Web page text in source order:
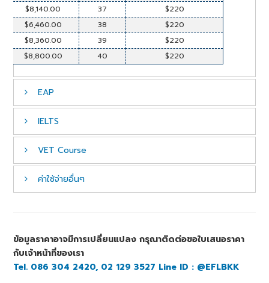
$8,140.00
37
$220
$6,460.00
38
$220
$8,360.00
39
$220
$8,800.00
40 $220
EAP
Promotion ::
Hours ::20 Plus 2 hrs. free per week
Intake Dates ::
May,3 Jul,7 Aug, 11 Sep, 16 Oct, 20 Nov
ราคา สัปดาห์
ราคาต่อสัปดาห์
$1,000.00
4
$250
$1,250.00
$1,500.00
6
$250
IELTS
Promotion ::1 Jan. – 31 Mar. 2017
Hours ::20 Plus 2 hrs. free per week
Intake Dates ::
$750.00
3
$250
$1,000.00
$1,250.00
5
$250
VET Course
Promotion ::1 Jan. – 31 Mar. 2017
Hours ::20 Plus 2 hrs. free per week
3 Dec, Term 5 20 Nov – 4 Feb
Course เทอม / สัปดาห์
ราคา
ค่าใช้จ่ายอื่นๆ
Material
5 week –
6-10 weesks $70
11-20 weeks $140
ข้อมูลราคาอาจมีการเปลี่ยนแปลง กรุณาติดต่อขอใบเสนอราคา
กับเจ้าหน้าที่ของเรา
Tel. 086 304 2420, 02 129 3527 Line ID : @EFLBKK